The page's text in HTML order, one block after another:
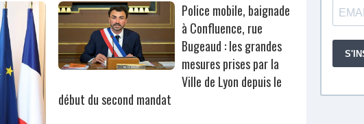
Police mobile, baignade
à Confluence, rue
Bugeaud : les grandes
mesures prises par la
Ville de Lyon depuis le
début du second mandat